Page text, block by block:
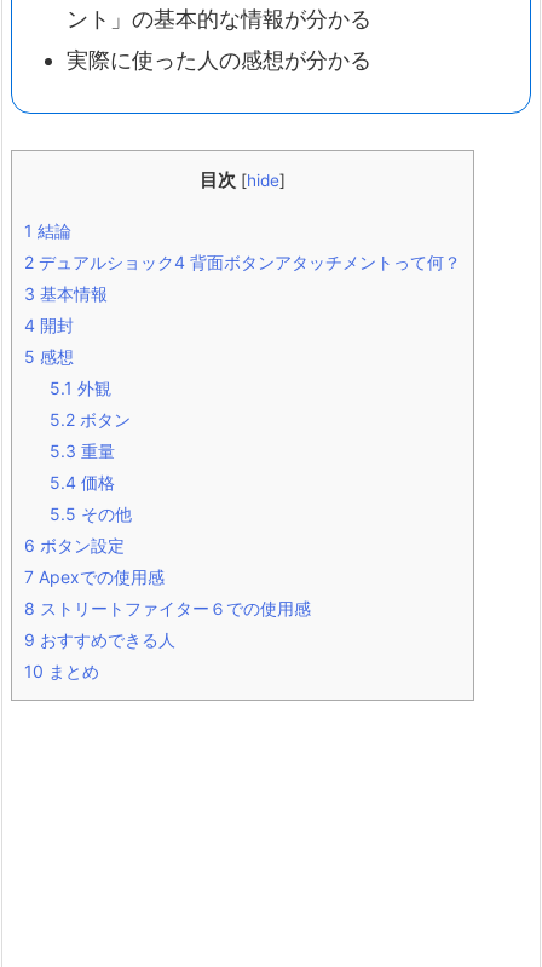
ント」の基本的な情報が分かる
実際に使った人の感想が分かる
目次 [hide]
1 結論
2 デュアルショック4 背面ボタンアタッチメントって何？
3 基本情報
4 開封
5 感想
5.1 外観
5.2 ボタン
5.3 重量
5.4 価格
5.5 その他
6 ボタン設定
7 Apexでの使用感
8 ストリートファイター６での使用感
9 おすすめできる人
10 まとめ